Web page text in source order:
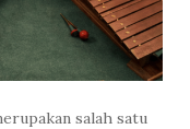
salah satu